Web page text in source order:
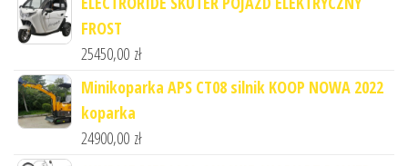
FROST
25450,00 zł
Minikoparka APS CT08 silnik KOOP NOWA 2022
koparka
24900,00 zł